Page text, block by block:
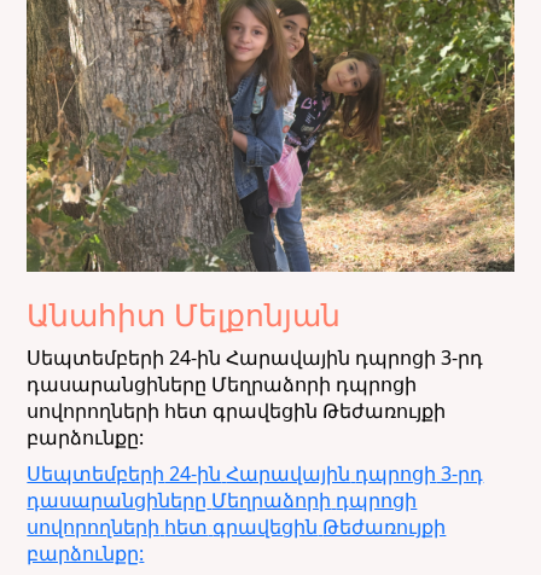
Անահիտ Մելքոնյան
Սեպտեմբերի 24-ին Հարավային դպրոցի 3-րդ
դասարանցիները Մեղրաձորի դպրոցի
սովորողների հետ գրավեցին Թեժառույքի
բարձունքը:
Սեպտեմբերի 24-ին Հարավային դպրոցի 3-րդ
դասարանցիները Մեղրաձորի դպրոցի
սովորողների հետ գրավեցին Թեժառույքի
բարձունքը: